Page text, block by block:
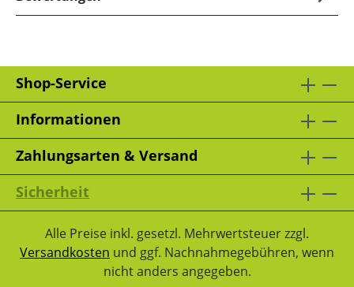
Shop-Service
Informationen
Zahlungsarten & Versand
Sicherheit
Alle Preise inkl. gesetzl. Mehrwertsteuer zzgl.
Versandkosten und ggf. Nachnahmegebühren, wenn
nicht anders angegeben.